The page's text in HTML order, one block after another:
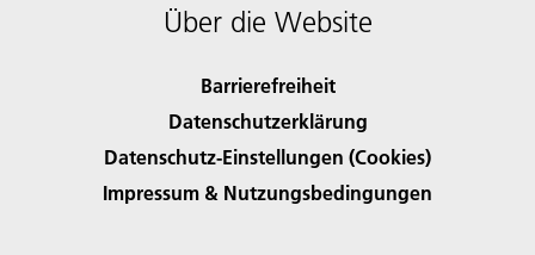
Über die Website
Barrierefreiheit
Datenschutzerklärung
Datenschutz-Einstellungen (Cookies)
Impressum & Nutzungsbedingungen